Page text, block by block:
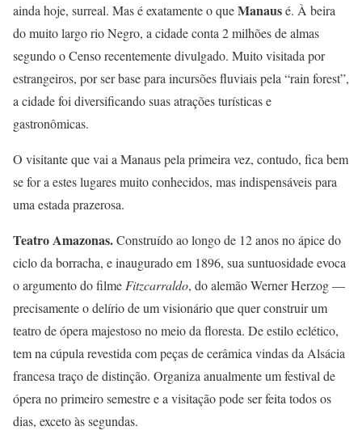
ainda hoje, surreal. Mas é exatamente o queManausé. À beira
do muito largo rio Negro, a cidade conta 2 milhões de almas
segundo o Censo recentemente divulgado. Muito visitada por
estrangeiros, por ser base para incursões fluviais pela “rain forest”,
a cidade foi diversificando suas atrações turísticas e
gastronômicas.
O visitante que vai a Manaus pela primeira vez, contudo, fica bem
se for a estes lugares muito conhecidos, mas indispensáveis para
uma estada prazerosa.
Teatro Amazonas.Construído ao longo de 12 anos no ápice do
ciclo da borracha, e inaugurado em 1896, sua suntuosidade evoca
o argumento do filmeFitzcarraldo, do alemão Werner Herzog —
precisamente o delírio de um visionário que quer construir um
teatro de ópera majestoso no meio da floresta. De estilo eclético,
tem na cúpula revestida com peças de cerâmica vindas da Alsácia
francesa traço de distinção. Organiza anualmente um festival de
ópera no primeiro semestre e a visitação pode ser feita todos os
dias, exceto às segundas.